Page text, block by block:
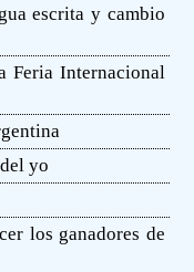
escrita y cambio
Feria Internacional
yo
los ganadores de